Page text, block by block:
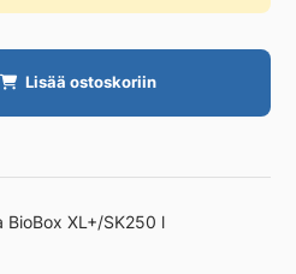
Lisää ostoskoriin
BioBox XL+/SK250 l